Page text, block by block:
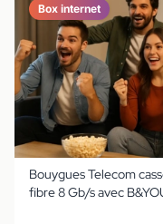
Box internet
Bouygues Telecom
fibre 8 Gb/s avec